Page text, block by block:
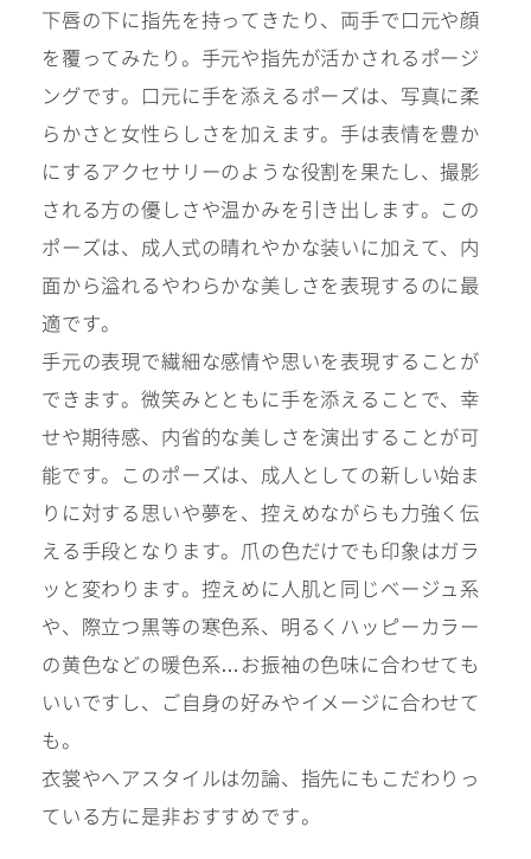
下唇の下に指先を持ってきたり、両手で口元や顔
を覆ってみたり。手元や指先が活かされるポージ
ングです。口元に手を添えるポーズは、写真に柔
らかさと女性らしさを加えます。手は表情を豊か
にするアクセサリーのような役割を果たし、撮影
される方の優しさや温かみを引き出します。この
ポーズは、成人式の晴れやかな装いに加えて、内
面から溢れるやわらかな美しさを表現するのに最
適です。
手元の表現で繊細な感情や思いを表現することが
できます。微笑みとともに手を添えることで、幸
せや期待感、内省的な美しさを演出することが可
能です。このポーズは、成人としての新しい始ま
りに対する思いや夢を、控えめながらも力強く伝
える手段となります。爪の色だけでも印象はガラ
ッと変わります。控えめに人肌と同じベージュ系
や、際立つ黒等の寒色系、明るくハッピーカラー
の黄色などの暖色系…お振袖の色味に合わせても
いいですし、ご自身の好みやイメージに合わせて
も。
衣裳やヘアスタイルは勿論、指先にもこだわりっ
ている方に是非おすすめです。